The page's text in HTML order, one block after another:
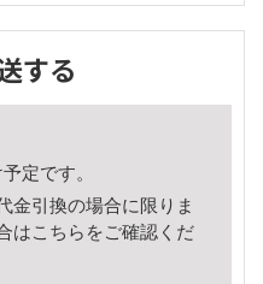
する
定です。
金引換の場合に限りま
はこちら をご確認くだ